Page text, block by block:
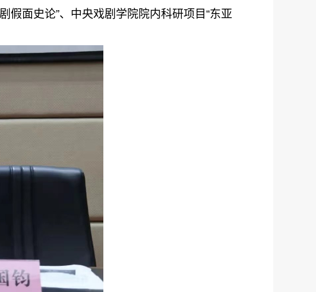
假面史论”、中央戏剧学院院内科研项目“东亚